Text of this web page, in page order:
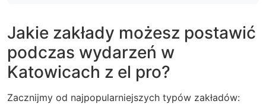
Jakie zakłady możesz postawić
podczas wydarzeń w
Katowicach z el pro?
Zacznijmy od najpopularniejszych typów zakładów: